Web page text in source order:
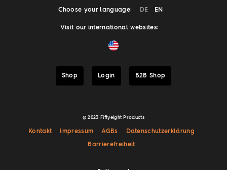
Choose your language: DE EN
Visit our international websites:
Shop Login B2B Shop
@ 2023 Fiftyeight Products
Kontakt Impressum AGBs Datenschutzerklärung
Barrierefreiheit